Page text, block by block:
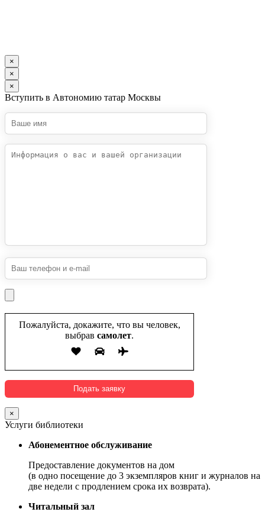
×
×
×
Вступить в Автономию татар Москвы
Пожалуйста, докажите, что вы человек,
выбрав самолет.
×
Услуги библиотеки
Абонементное обслуживание
Предоставление документов на дом
(в одно посещение до 3 экземпляров книг и журналов на
две недели с продлением срока их возврата).
Читальный зал